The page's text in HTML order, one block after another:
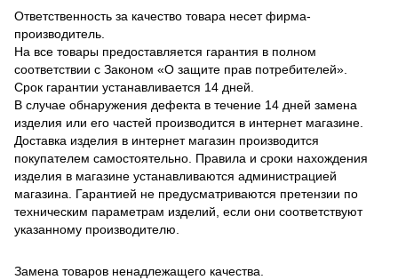
Ответственность за качество товара несет фирма-
производитель.
На все товары предоставляется гарантия в полном
соответствии с Законом «О защите прав потребителей».
Срок гарантии устанавливается 14 дней.
В случае обнаружения дефекта в течение 14 дней замена
изделия или его частей производится в интернет магазине.
Доставка изделия в интернет магазин производится
покупателем самостоятельно. Правила и сроки нахождения
изделия в магазине устанавливаются администрацией
магазина. Гарантией не предусматриваются претензии по
техническим параметрам изделий, если они соответствуют
указанному производителю.
Замена товаров ненадлежащего качества.